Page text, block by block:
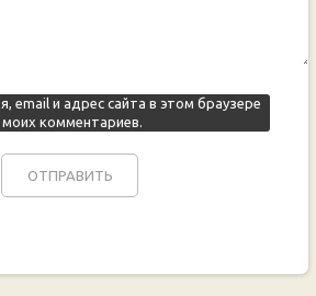
email и адрес сайта в этом браузере
комментариев.